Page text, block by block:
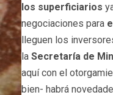
los superficiarios
negociaciones para
lleguen los
la Secretaría de
aquí con el
bien- habrá